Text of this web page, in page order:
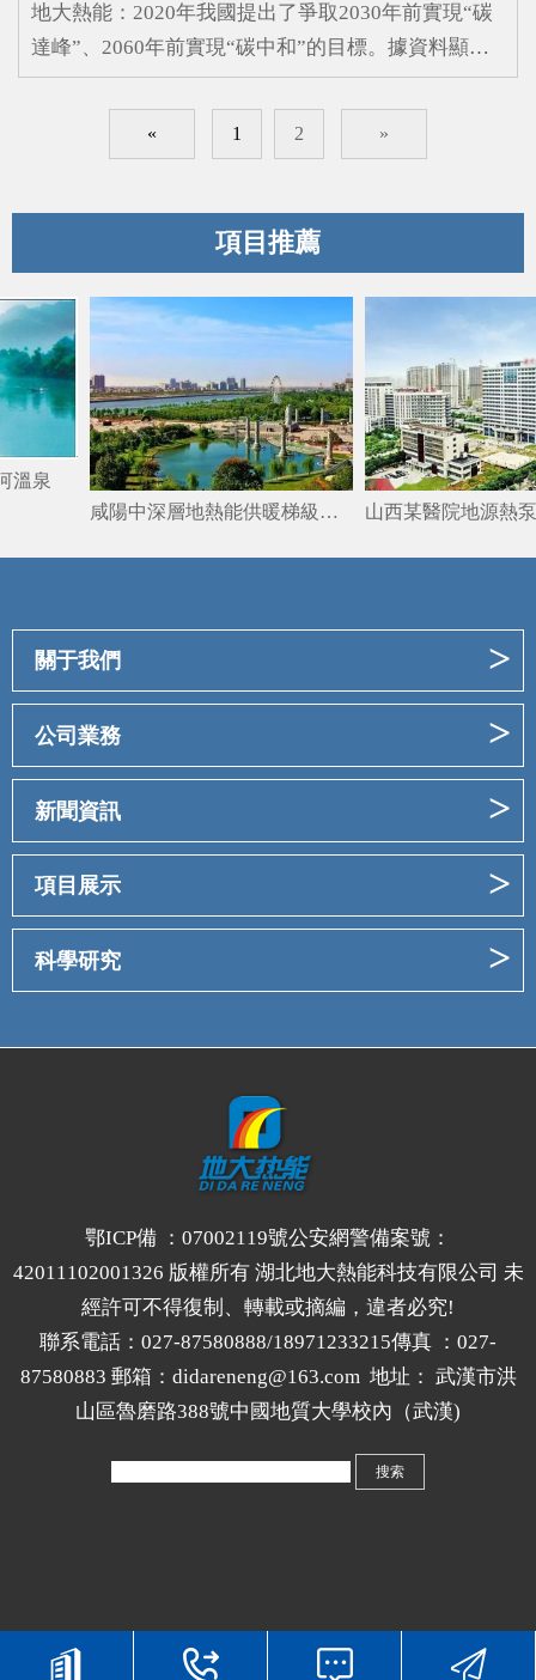
命，擁有綠色、環保、節
能、可循環等特點，全生命
建筑業如何轉型？又有哪些可行的技術和方案？一棟
建筑的減碳之旅又將
地大熱能：2020年我國提出了爭取2030年前實現“碳
達峰”、2060年前實現“碳中和”的目標。據資料顯
示，2018年我國建筑全過程碳排放總量占全國碳排放
的51.3%；在能源消耗方面，建筑能耗約占社會總能
勢，難以于限定時間實現“雙碳”目標。在此背景下，
« 1 2 »
項目推薦
泉
咸陽中深層地熱能供暖梯級利用項目
關于我們
公司業務
新聞資訊
項目展示
科學研究
鄂ICP備 ：07002119號公安網警備案號：
42011102001326 版權所有 湖北地大熱能科技有限公司 未
經許可不得復制、轉載或摘編，違者必究!
聯系電話：027-87580888/18971233215傳真 ：027-
87580883 郵箱： didareneng@163.com地址： 武漢市洪
山區魯磨路388號中國地質大學校內（武漢)